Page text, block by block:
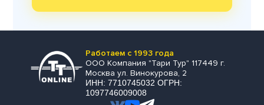
Работаем с 1993 года
ООО Компания "Тари Тур" 117449 г.
Москва ул. Винокурова, 2
ИНН: 7710745032 ОГРН:
1097746009008